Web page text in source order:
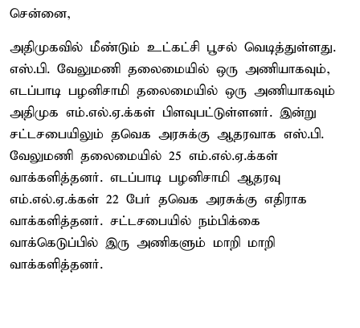
சென்னை,
அதிமுகவில் மீண்டும் உட்கட்சி பூசல் வெடித்துள்ளது.
எஸ்.பி. வேலுமணி தலைமையில் ஒரு அணியாகவும்,
எடப்பாடி பழனிசாமி தலைமையில் ஒரு அணியாகவும்
அதிமுக எம்.எல்.ஏ.க்கள் பிளவுபட்டுள்ளனர். இன்று
சட்டசபையிலும் தவெக அரசுக்கு ஆதரவாக எஸ்.பி.
வேலுமணி தலைமையில் 25 எம்.எல்.ஏ.க்கள்
வாக்களித்தனர். எடப்பாடி பழனிசாமி ஆதரவு
எம்.எல்.ஏ.க்கள் 22 பேர் தவெக அரசுக்கு எதிராக
வாக்களித்தனர். சட்டசபையில் நம்பிக்கை
வாக்கெடுப்பில் இரு அணிகளும் மாறி மாறி
வாக்களித்தனர்.